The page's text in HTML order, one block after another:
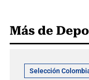
Más de
Selección